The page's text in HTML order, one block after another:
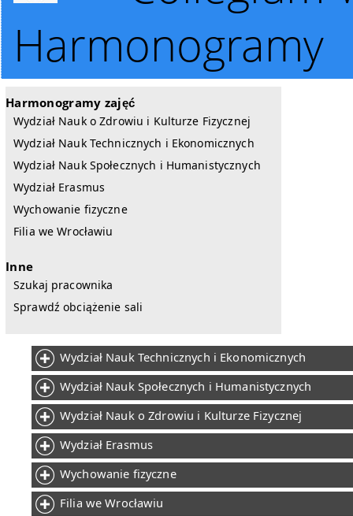
Harmonogramy
Harmonogramy zajęć
Wydział Nauk o Zdrowiu i Kulturze Fizycznej
Wydział Nauk Technicznych i Ekonomicznych
Wydział Nauk Społecznych i Humanistycznych
Wydział Erasmus
Wychowanie fizyczne
Filia we Wrocławiu
Inne
Szukaj pracownika
Sprawdź obciążenie sali
Wydział Nauk Technicznych i Ekonomicznych
Wydział Nauk Społecznych i Humanistycznych
Wydział Nauk o Zdrowiu i Kulturze Fizycznej
Wydział Erasmus
Wychowanie fizyczne
Filia we Wrocławiu